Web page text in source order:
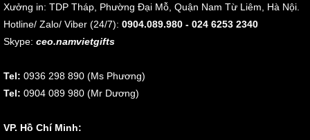
Xưởng in: TDP Tháp, Phường Đại Mỗ, Quận Nam Từ Liêm, Hà Nội.
Hotline/ Zalo/ Viber (24/7): 0904.089.980 - 024 6253 2340
Skype: ceo.namvietgifts
Tel: 0936 298 890 (Ms Phương)
Tel: 0904 089 980 (Mr Dương)
VP. Hồ Chí Minh: